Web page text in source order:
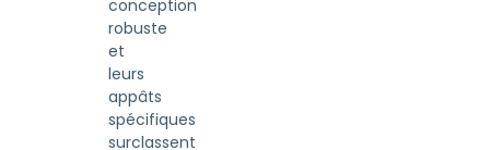
conception
robuste
et
leurs
appâts
spécifiques
surclassent